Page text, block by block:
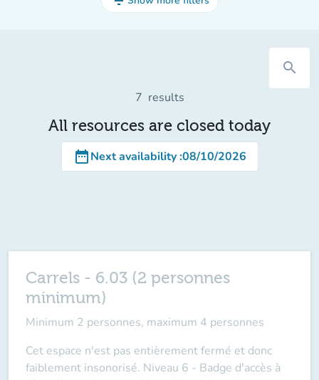
search
7 results
All resources are closed today
date_rangeNext availability:08/10/2026
Carrels - 6.03 (2 personnes
minimum)
Minimum 2 personnes, maximum 4 personnes
Cet espace n'est pas entièrement fermé et donc
faiblement insonorisé. Niveau 6 - Badge d'accès à